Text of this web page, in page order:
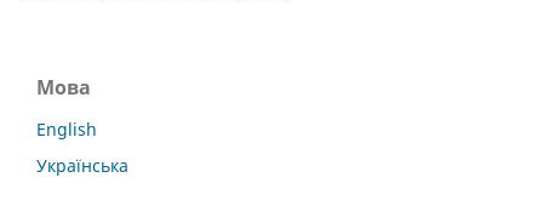
Мова
English
Українська